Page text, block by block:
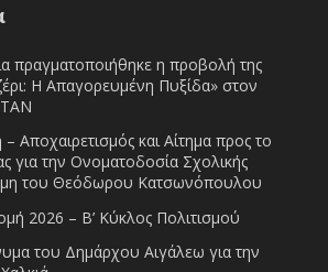
πραγματοποιήθηκε η προβολή της
Η Απαγορευμένη Πυξίδα» στον
Αποχαιρετισμός και Αίτημα προς το
για την Ονοματοδοσία Σχολικής
του Θεόδωρου Κατσωνόπουλου
2026 – Β’ Κύκλος Πολιτισμού
του Δημάρχου Αιγάλεω για την